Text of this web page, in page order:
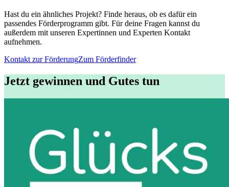
Hast du ein ähnliches Projekt? Finde heraus, ob es dafür ein
passendes Förderprogramm gibt. Für deine Fragen kannst du
außerdem mit unseren Expertinnen und Experten Kontakt
aufnehmen.
Kontakt zur FörderungZum Förderfinder
Jetzt gewinnen und Gutes tun